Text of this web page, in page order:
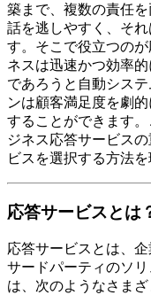
築まで、複数の責任
話を逃しやすく、そ
す。そこで役立つの
ネスは迅速かつ効率
であろうと自動シス
ンは顧客満足度を劇
することができます
ジネス応答サービス
ビスを選択する方法
応答サービスとは
応答サービスとは、
サードパーティのソ
は、次のようなさまざ